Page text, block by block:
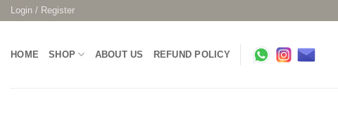
SkipLogin / Register
HOME SHOP ABOUT US REFUND POLICY